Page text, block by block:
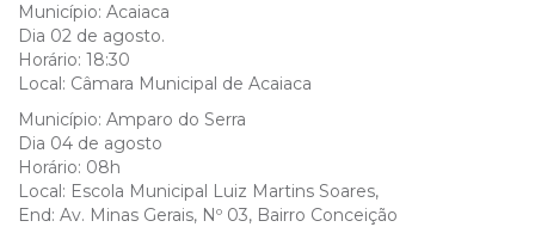
Município: Acaiaca
Dia 02 de agosto.
Horário: 18:30
Local: Câmara Municipal de Acaiaca
Município: Amparo do Serra
Dia 04 de agosto
Horário: 08h
Local: Escola Municipal Luiz Martins Soares,
End: Av. Minas Gerais, Nº 03, Bairro Conceição